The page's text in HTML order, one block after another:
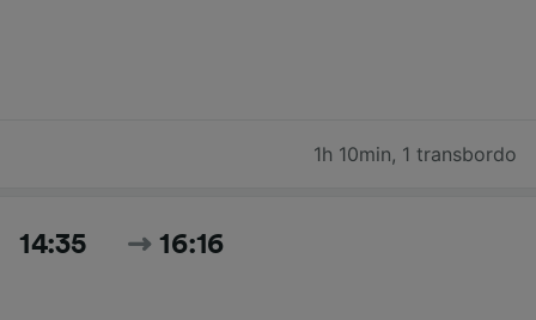
1h 10min, 1 transbordo
14:35 16:16